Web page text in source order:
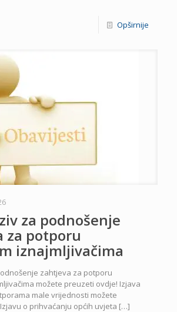
Opširnije
za podnošenje
za potporu
iznajmljivačima
zahtjeva za potporu
možete preuzeti ovdje! Izjava
male vrijednosti možete
o prihvaćanju općih uvjeta […]